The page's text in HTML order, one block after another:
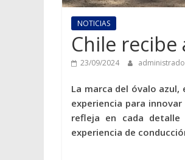
NOTICIAS
Chile recibe
23/09/2024
La marca del óvalo azul,
experiencia para
refleja en cada
experiencia de